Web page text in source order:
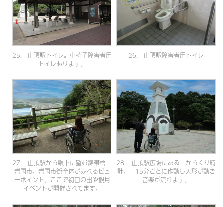
25. 山頂駅トイレ。車椅子障害者用
トイレあります。
26. 山頂駅障害者用トイレ
27. 山頂駅から眼下に望む錦帯橋
岩国市。岩国市街全体がみれるビュ
ーポイント。ここで初日の出や観月
イベントが開催されてます。
28. 山頂駅広場にある からくり時
計。 15分ごとに作動し人形が動き
音楽が流れます。